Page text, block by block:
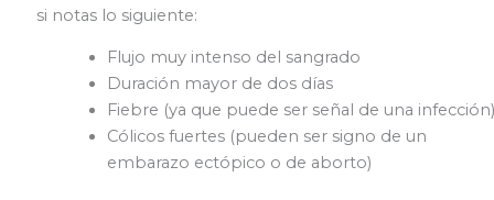
si notas lo siguiente:
Flujo muy intenso del sangrado
Duración mayor de dos días
Fiebre (ya que puede ser señal de una infección)
Cólicos fuertes (pueden ser signo de un
embarazo ectópico o de aborto)